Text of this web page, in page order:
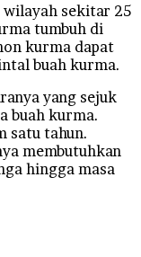
sekitar 25
tumbuh di
kurma dapat
buah kurma.
yang sejuk
buah kurma.
satu tahun.
membutuhkan
hingga masa